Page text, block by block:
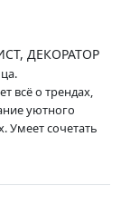
ДЕКОРАТОР
всё о трендах,
уютного
Умеет сочетать